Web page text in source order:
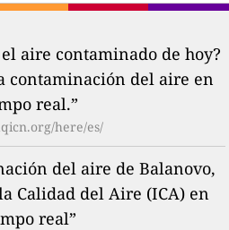
aire contaminado de hoy?
contaminación del aire en
real.”
here/es/
del aire de Balanovo,
Calidad del Aire (ICA) en
real”